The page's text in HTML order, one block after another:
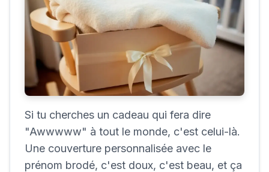
Si tu cherches un cadeau qui fera dire
"Awwwww" à tout le monde, c'est celui-là.
Une couverture personnalisée avec le
prénom brodé, c'est doux, c'est beau, et ça